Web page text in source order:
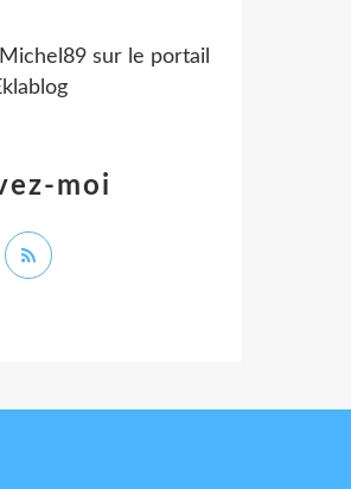
moi
Michel89sur le portail